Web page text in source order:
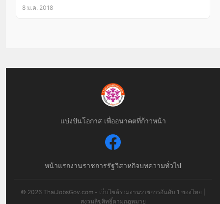
8 ม.ค. 2018
แบ่งปันโอกาส เพื่ออนาคตที่ก้าวหน้า
หน้าแรกงานราชการรัฐวิสาหกิจบทความทั่วไป
© 2026 ThaiJobsGov.com - เว็บไซต์รวมงานราชการอันดับ 1 ของไทย |
สงวนลิขสิทธิ์ตามกฎหมาย